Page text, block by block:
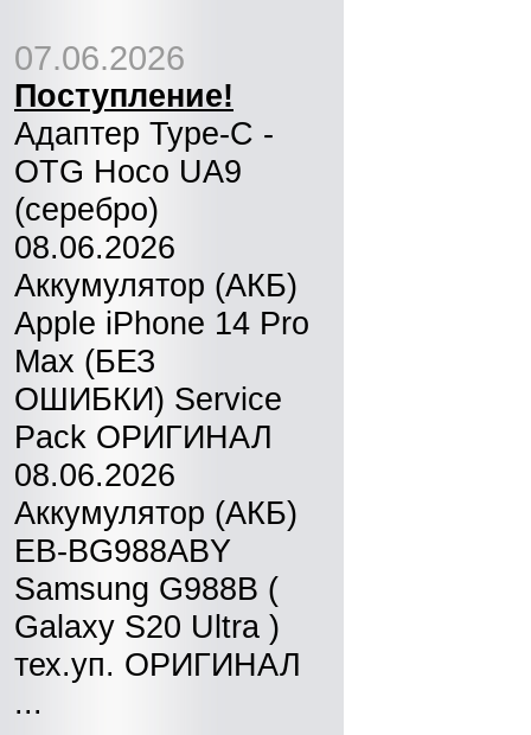
07.06.2026
Поступление!
Адаптер Type-C -
OTG Hoco UA9
(серебро)
08.06.2026
Аккумулятор (АКБ)
Apple iPhone 14 Pro
Max (БЕЗ
ОШИБКИ) Service
Pack ОРИГИНАЛ
08.06.2026
Аккумулятор (АКБ)
EB-BG988ABY
Samsung G988B (
Galaxy S20 Ultra )
тех.уп. ОРИГИНАЛ
...